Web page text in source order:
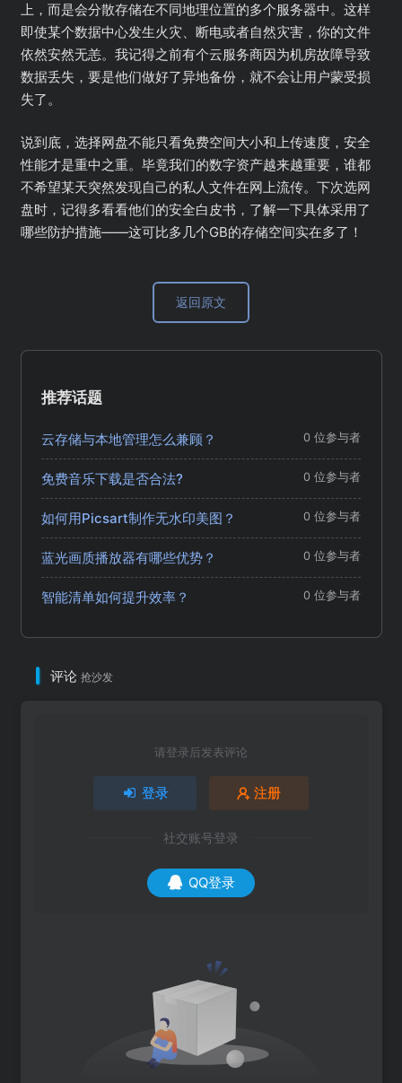
上，而是会分散存储在不同地理位置的多个服务器中。这样
即使某个数据中心发生火灾、断电或者自然灾害，你的文件
依然安然无恙。我记得之前有个云服务商因为机房故障导致
数据丢失，要是他们做好了异地备份，就不会让用户蒙受损
失了。
说到底，选择网盘不能只看免费空间大小和上传速度，安全
性能才是重中之重。毕竟我们的数字资产越来越重要，谁都
不希望某天突然发现自己的私人文件在网上流传。下次选网
盘时，记得多看看他们的安全白皮书，了解一下具体采用了
哪些防护措施——这可比多几个GB的存储空间实在多了！
返回原文
推荐话题
云存储与本地管理怎么兼顾？ 0 位参与者
免费音乐下载是否合法? 0 位参与者
如何用Picsart制作无水印美图？ 0 位参与者
蓝光画质播放器有哪些优势？ 0 位参与者
智能清单如何提升效率？ 0 位参与者
评论 抢沙发
请登录后发表评论
登录 注册
社交账号登录
QQ登录